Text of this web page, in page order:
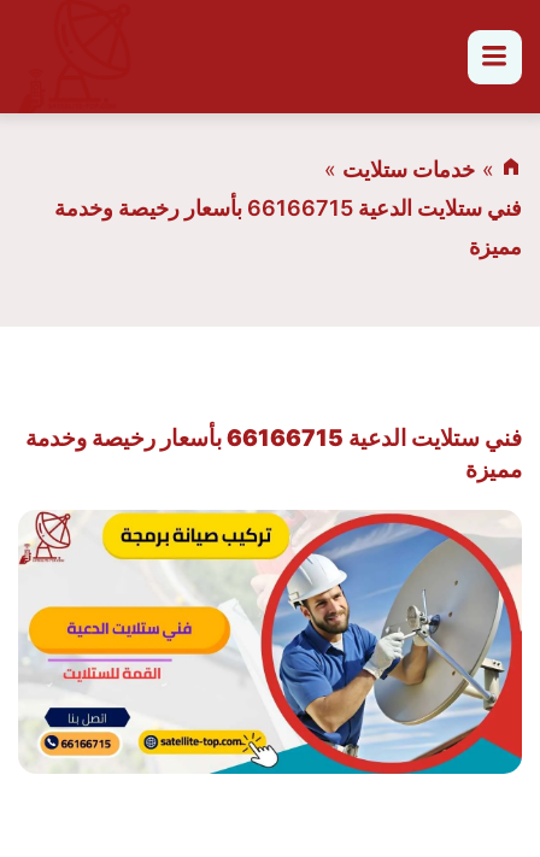
خدمات ستلايت
فني ستلايت الدعية 66166715 بأسعار رخيصة وخدمة
مميزة
فني ستلايت الدعية 66166715 بأسعار رخيصة وخدمة
مميزة